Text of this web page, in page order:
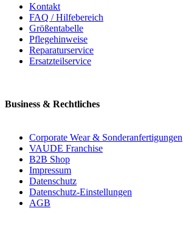
Kontakt
FAQ / Hilfebereich
Größentabelle
Pflegehinweise
Reparaturservice
Ersatzteilservice
Business & Rechtliches
Corporate Wear & Sonderanfertigungen
VAUDE Franchise
B2B Shop
Impressum
Datenschutz
Datenschutz-Einstellungen
AGB